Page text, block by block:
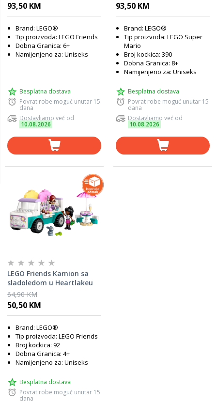
93,50 KM
Brand: LEGO®
Tip proizvoda: LEGO Friends
Dobna Granica: 6+
Namijenjeno za: Uniseks
Besplatna dostava
Povrat robe moguć unutar 15
dana
Dostavljamo već od
10.08.2026
93,50 KM
Brand: LEGO®
Tip proizvoda: LEGO Super
Mario
Broj kockica: 390
Dobna Granica: 8+
Namijenjeno za: Uniseks
Besplatna dostava
Povrat robe moguć unutar 15
dana
Dostavljamo već od
10.08.2026
LEGO Friends Kamion sa
sladoledom u Heartlakeu
42644
64,90 KM
50,50 KM
Brand: LEGO®
Tip proizvoda: LEGO Friends
Broj kockica: 92
Dobna Granica: 4+
Namijenjeno za: Uniseks
Besplatna dostava
Povrat robe moguć unutar 15
dana